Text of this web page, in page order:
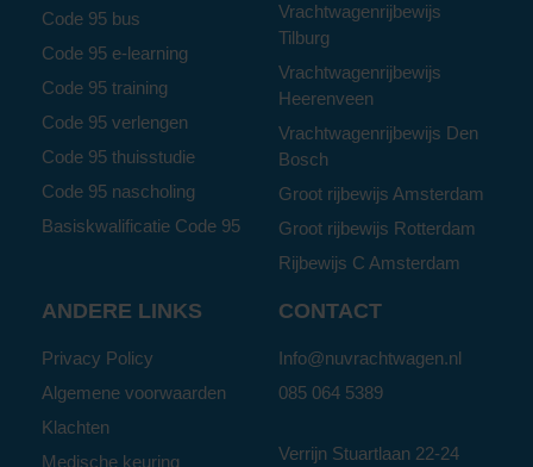
Code 95 bus
Code 95 e-learning
Code 95 training
Code 95 verlengen
Code 95 thuisstudie
Code 95 nascholing
Basiskwalificatie Code 95
Vrachtwagenrijbewijs
Tilburg
Vrachtwagenrijbewijs
Heerenveen
Vrachtwagenrijbewijs Den
Bosch
Groot rijbewijs Amsterdam
Groot rijbewijs Rotterdam
Rijbewijs C Amsterdam
ANDERE LINKS
Privacy Policy
Algemene voorwaarden
Klachten
Medische keuring
CONTACT
Info@nuvrachtwagen.nl
085 064 5389
Verrijn Stuartlaan 22-24